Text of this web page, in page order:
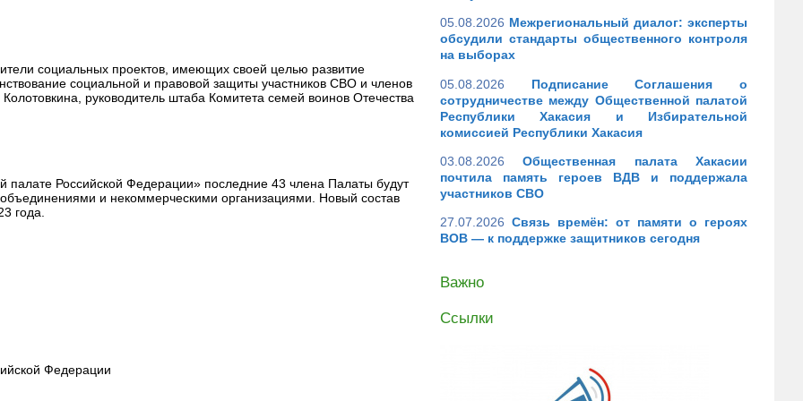
социальных проектов, имеющих своей целью развитие
социальной и правовой защиты участников СВО и членов
руководитель штаба Комитета семей воинов Отечества
Российской Федерации» последние 43 члена Палаты будут
и некоммерческими организациями. Новый состав
года.
Федерации
05.08.2026 Межрегиональный диалог: эксперты
обсудили стандарты общественного контроля
на выборах
05.08.2026
Подписание Соглашения о
сотрудничестве между Общественной палатой
Республики Хакасия и Избирательной
комиссией Республики Хакасия
03.08.2026
Общественная палата Хакасии
почтила память героев ВДВ и поддержала
участников СВО
27.07.2026 Связь времён: от памяти о героях
ВОВ — к поддержке защитников сегодня
Важно
Ссылки